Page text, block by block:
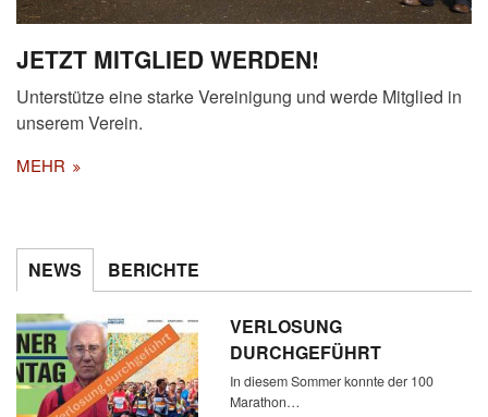
JETZT MITGLIED WERDEN!
Unterstütze eine starke Vereinigung und werde Mitglied in
unserem Verein.
MEHR
NEWS BERICHTE
VERLOSUNG
DURCHGEFÜHRT
In diesem Sommer konnte der 100
Marathon…